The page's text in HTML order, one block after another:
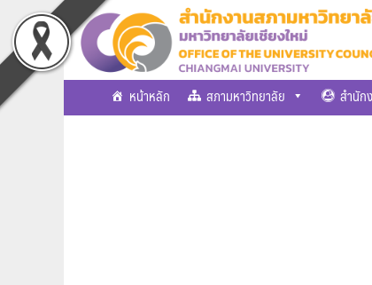
content
หน้าหลัก
สภามหาวิทยาลัย สำนัก